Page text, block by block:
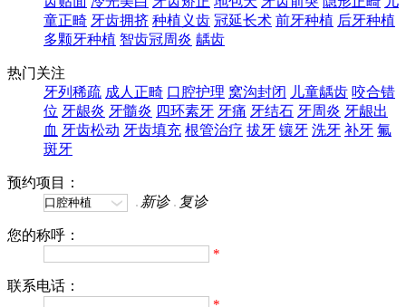
童正畸 牙齿拥挤 种植义齿 冠延长术 前牙种植 后牙种植
多颗牙种植 智齿冠周炎 龋齿
热门关注
牙列稀疏 成人正畸 口腔护理 窝沟封闭 儿童龋齿 咬合错
位 牙龈炎 牙髓炎 四环素牙 牙痛 牙结石 牙周炎 牙龈出
血 牙齿松动 牙齿填充 根管治疗 拔牙 镶牙 洗牙 补牙 氟
斑牙
预约项目：
新诊
复诊
您的称呼：
*
联系电话：